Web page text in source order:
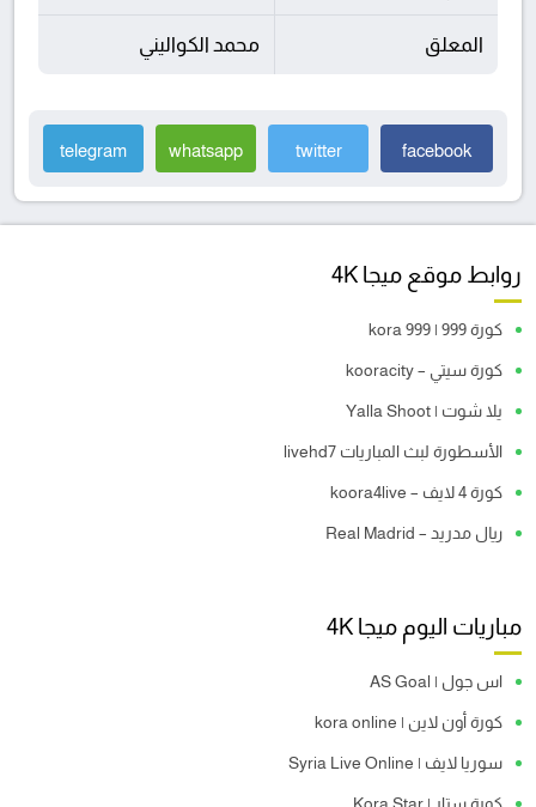
المعلق محمد الكواليني
facebook
twitter
whatsapp
telegram
روابط موقع ميجا 4K
كورة 999 | kora 999
كورة سيتي – kooracity
يلا شوت | Yalla Shoot
الأسطورة لبث المباريات livehd7
كورة 4 لايف – koora4live
ريال مدريد – Real Madrid
مباريات اليوم ميجا 4K
اس جول | AS Goal
كورة أون لاين | kora online
سوريا لايف | Syria Live Online